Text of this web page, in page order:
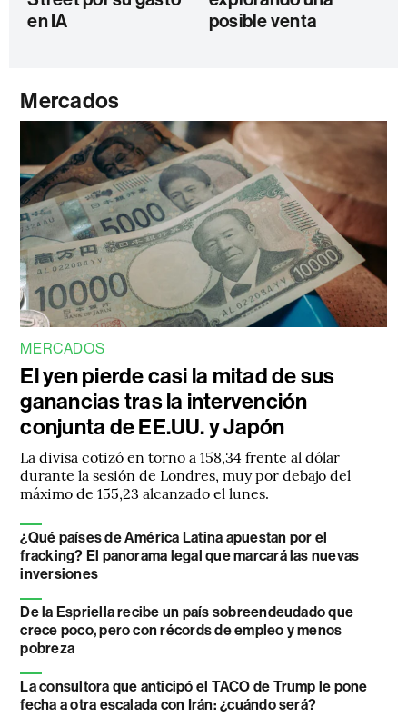
en IA
posible venta
Mercados
MERCADOS
El yen pierde casi la mitad de sus
ganancias tras la intervención
conjunta de EE.UU. y Japón
La divisa cotizó en torno a 158,34 frente al dólar
durante la sesión de Londres, muy por debajo del
máximo de 155,23 alcanzado el lunes.
¿Qué países de América Latina apuestan por el
fracking? El panorama legal que marcará las nuevas
inversiones
De la Espriella recibe un país sobreendeudado que
crece poco, pero con récords de empleo y menos
pobreza
La consultora que anticipó el TACO de Trump le pone
fecha a otra escalada con Irán: ¿cuándo será?